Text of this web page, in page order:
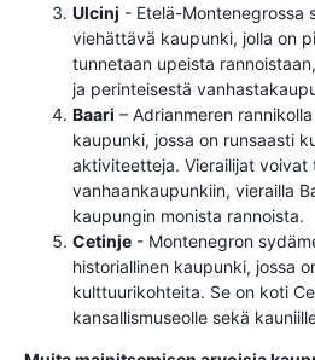
Ulcinj - Etelä-Montenegrossa
viehättävä kaupunki, jolla on
tunnetaan upeista
ja perinteisestä
Baari – Adrianmeren
kaupunki, jossa on runsaasti
aktiviteetteja. Vierailijat voivat
vanhaankaupunkiin, vierailla
kaupungin monista rannoista.
Cetinje - Montenegron
historiallinen kaupunki, jossa
kulttuurikohteita. Se on koti
kansallismuseolle sekä